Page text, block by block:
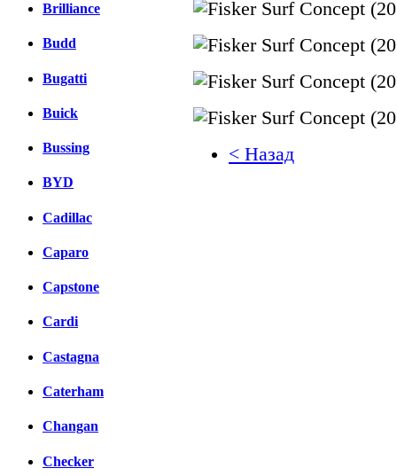
Brilliance
Budd
Bugatti
Buick
Bussing
BYD
Cadillac
Caparo
Capstone
Cardi
Castagna
Caterham
Changan
Checker
< Назад